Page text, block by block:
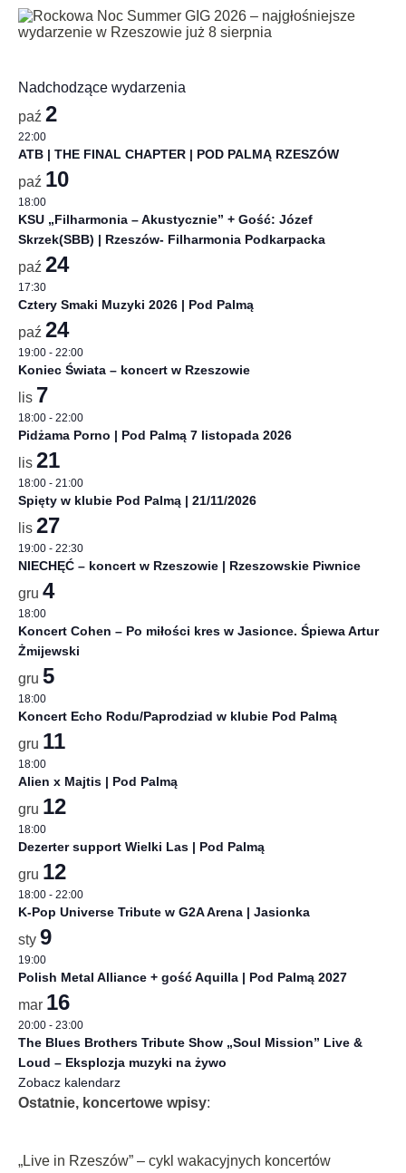
Nadchodzące wydarzenia
paź 2
22:00
ATB | THE FINAL CHAPTER | POD PALMĄ RZESZÓW
paź 10
18:00
KSU „Filharmonia – Akustycznie” + Gość: Józef
Skrzek(SBB) | Rzeszów- Filharmonia Podkarpacka
paź 24
17:30
Cztery Smaki Muzyki 2026 | Pod Palmą
paź 24
19:00 - 22:00
Koniec Świata – koncert w Rzeszowie
lis 7
18:00 - 22:00
Pidżama Porno | Pod Palmą 7 listopada 2026
lis 21
18:00 - 21:00
Spięty w klubie Pod Palmą | 21/11/2026
lis 27
19:00 - 22:30
NIECHĘĆ – koncert w Rzeszowie | Rzeszowskie Piwnice
gru 4
18:00
Koncert Cohen – Po miłości kres w Jasionce. Śpiewa Artur
Żmijewski
gru 5
18:00
Koncert Echo Rodu/Paprodziad w klubie Pod Palmą
gru 11
18:00
Alien x Majtis | Pod Palmą
gru 12
18:00
Dezerter support Wielki Las | Pod Palmą
gru 12
18:00 - 22:00
K-Pop Universe Tribute w G2A Arena | Jasionka
sty 9
19:00
Polish Metal Alliance + gość Aquilla | Pod Palmą 2027
mar 16
20:00 - 23:00
The Blues Brothers Tribute Show „Soul Mission” Live &
Loud – Eksplozja muzyki na żywo
Zobacz kalendarz
Ostatnie, koncertowe wpisy:
„Live in Rzeszów” – cykl wakacyjnych koncertów